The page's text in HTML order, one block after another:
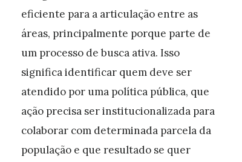
eficiente para a articulação entre as
áreas, principalmente porque parte de
um processo de busca ativa. Isso
significa identificar quem deve ser
atendido por uma política pública, que
ação precisa ser institucionalizada para
colaborar com determinada parcela da
população e que resultado se quer